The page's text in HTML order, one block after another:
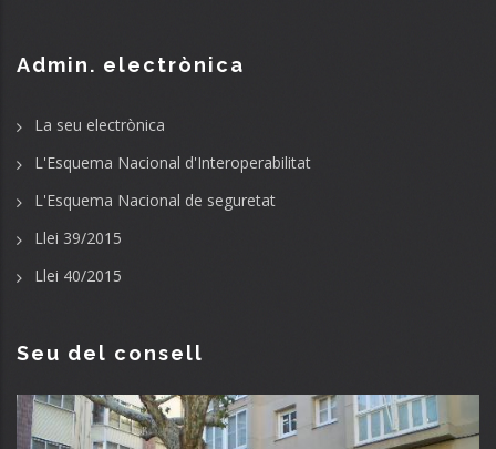
Admin. electrònica
La seu electrònica
L'Esquema Nacional d'Interoperabilitat
L'Esquema Nacional de seguretat
Llei 39/2015
Llei 40/2015
Seu del consell